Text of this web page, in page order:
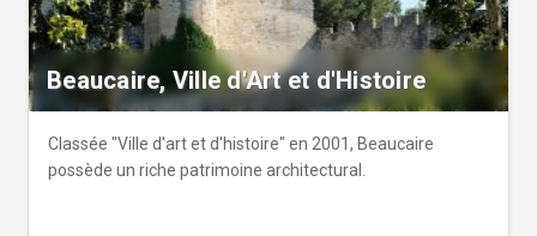
Beaucaire, Ville d'Art et d'Histoire
Classée "Ville d'art et d'histoire" en 2001, Beaucaire
possède un riche patrimoine architectural.